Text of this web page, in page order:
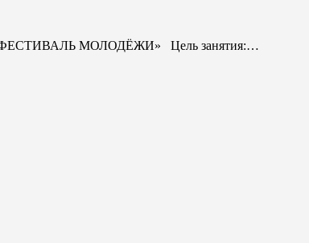
ФЕСТИВАЛЬ МОЛОДЁЖИ» Цель занятия:…